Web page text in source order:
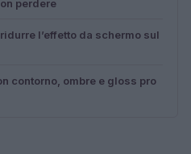
perdere
l’effetto da schermo sul
contorno, ombre e gloss pro